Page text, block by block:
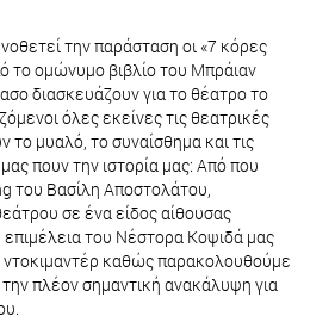
την παράσταση οι «7 κόρες
το ομώνυμο βιβλίο του Μπράιαν
διασκευάζουν για το θέατρο το
όλες εκείνες τις θεατρικές
το μυαλό, το συναίσθημα και τις
πουν την ιστορία μας: Από που
του Βασίλη Αποστολάτου,
σε ένα είδος αίθουσας
επιμέλεια του Νέστορα Κοψιδά μας
καθώς παρακολουθούμε
πλέον σημαντική ανακάλυψη για